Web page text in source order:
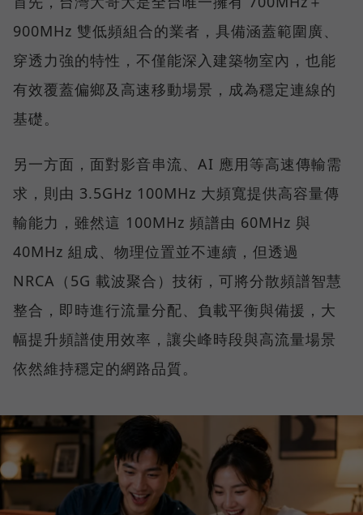
900MHz 雙低頻組合的業者，具備涵蓋範圍廣、
穿透力強的特性，不僅能深入建築物室內，也能
有效覆蓋偏鄉及高速移動場景，成為穩定連線的
基礎。
另一方面，面對影音串流、AI 應用等高速傳輸需
求，則由 3.5GHz 100MHz 大頻寬提供高容量傳
輸能力，雖然這 100MHz 頻譜由 60MHz 與
40MHz 組成、物理位置並不連續，但透過
NRCA（5G 載波聚合）技術，可將分散頻譜智慧
整合，即時進行流量分配、負載平衡與備援，大
幅提升頻譜使用效率，讓尖峰時段與高流量場景
依然維持穩定的網路品質。